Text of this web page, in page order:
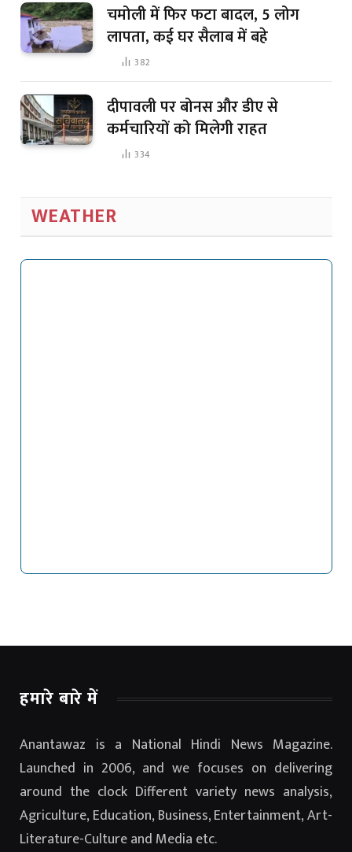
चमोली में फिर फटा बादल, 5 लोग
लापता, कई घर सैलाब में बहे
382
दीपावली पर बोनस और डीए से
कर्मचारियों को मिलेगी राहत
334
WEATHER
हमारे बारे में
Anantawaz is a National Hindi News Magazine.
Launched in 2006, and we focuses on delivering
around the clock Different variety news analysis,
Agriculture, Education, Business, Entertainment, Art-
Literature-Culture and Media etc.